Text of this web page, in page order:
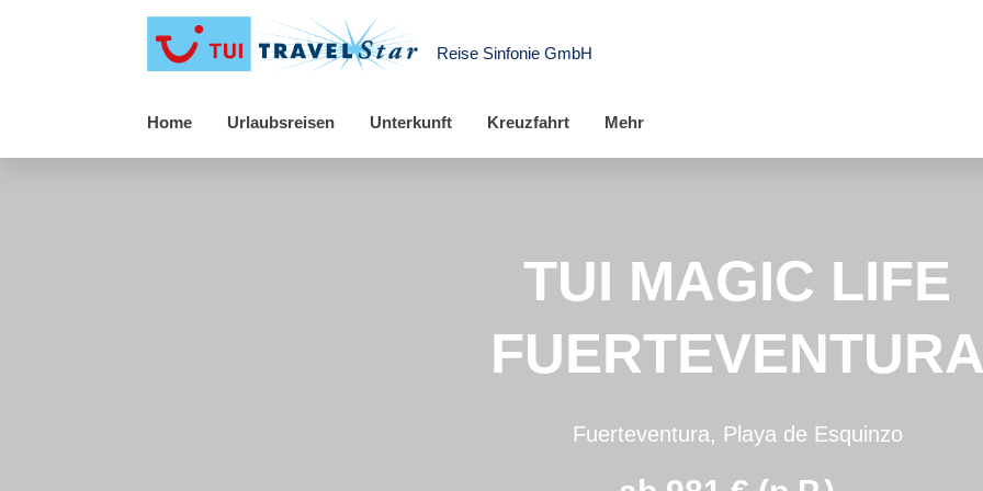
Reise Sinfonie GmbH
Home Urlaubsreisen Unterkunft Kreuzfahrt Mehr
TUI MAGIC LIFE
Fuerteventura, Playa de Esquinzo